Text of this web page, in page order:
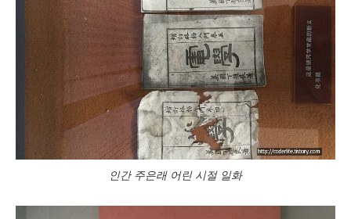
인간 주은래 어린 시절 일화